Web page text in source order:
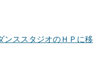
ンススタジオのＨＰに移